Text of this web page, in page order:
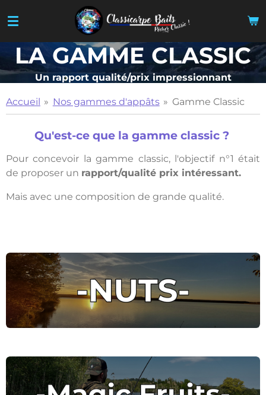
au
contenu
principal
LA GAMME CLASSIC
Un rapport qualité/prix impressionnant
Accueil » Nos gammes d'appâts » Gamme Classic
Qu'est-ce que la gamme classic ?
Pour concevoir la gamme classic, l'objectif n°1 était
de proposer un rapport/qualité prix intéressant.
Mais avec une composition de grande qualité.